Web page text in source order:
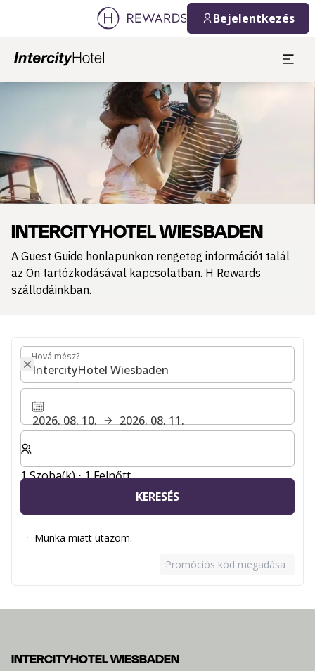
Bejelentkezés
Dia: 1 of 1
INTERCITYHOTEL WIESBADEN
A Guest Guide honlapunkon rengeteg információt talál
az Ön tartózkodásával kapcsolatban. H Rewards
szállodáinkban.
2026. 08. 11.
1 Szoba(k) ⋅ 1 Felnőtt
Hová mész?
Hová mész?
2026. 08. 10.
2026. 08. 11.
Válassza ki a szobák és a vendégek számát
1 Szoba(k) ⋅ 1 Felnőtt
KERESÉS
Munka miatt utazom.
Promóciós kód megadása
INTERCITYHOTEL WIESBADEN